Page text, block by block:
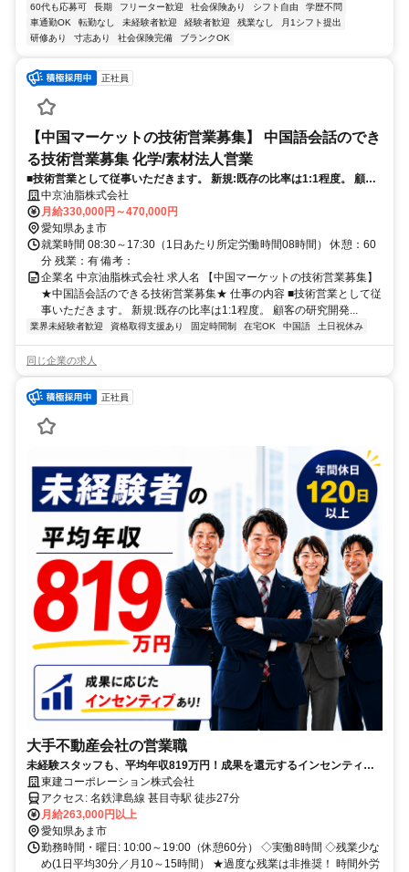
60代も応募可
長期 フリーター歓迎 社会保険あり シフト自由
学歴不問
車通勤OK
転勤なし 未経験者歓迎 経験者歓迎 残業なし
月1シフト提出
研修あり
寸志あり 社会保険完備 ブランクOK
正社員
【中国マーケットの技術営業募集】 中国語会話のでき
る技術営業募集 化学/素材法人営業
■技術営業として従事いただきます。 新規:既存の比率は1:1程度。 顧客
の研究開発部門へ弊社製品の技術力で解決するために企画/提案していた
だきます。
中京油脂株式会社
月給330,000円～470,000円
愛知県あま市
就業時間 08:30～17:30（1日あたり所定労働時間08時間） 休憩：60
分 残業：有 備考：
企業名 中京油脂株式会社 求人名 【中国マーケットの技術営業募集】
★中国語会話のできる技術営業募集★ 仕事の内容 ■技術営業として従
事いただきます。 新規:既存の比率は1:1程度。 顧客の研究開発...
業界未経験者歓迎 資格取得支援あり 固定時間制 在宅OK 中国語 土日祝休み
同じ企業の求人
正社員
大手不動産会社の営業職
未経験スタッフも、平均年収819万円！成果を還元するインセンティブ
制度で手堅く稼げる★
東建コーポレーション株式会社
アクセス: 名鉄津島線 甚目寺駅 徒歩27分
月給263,000円以上
愛知県あま市
勤務時間・曜日: 10:00～19:00（休憩60分） ◇実働8時間 ◇残業少な
め(1日平均30分／月10～15時間） ★過度な残業は非推奨！ 時間外労